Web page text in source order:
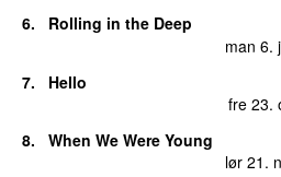
6.
Rolling in the Deep
man 6.
7.
Hello
fre 23.
8.
When We Were Young
lør 21.